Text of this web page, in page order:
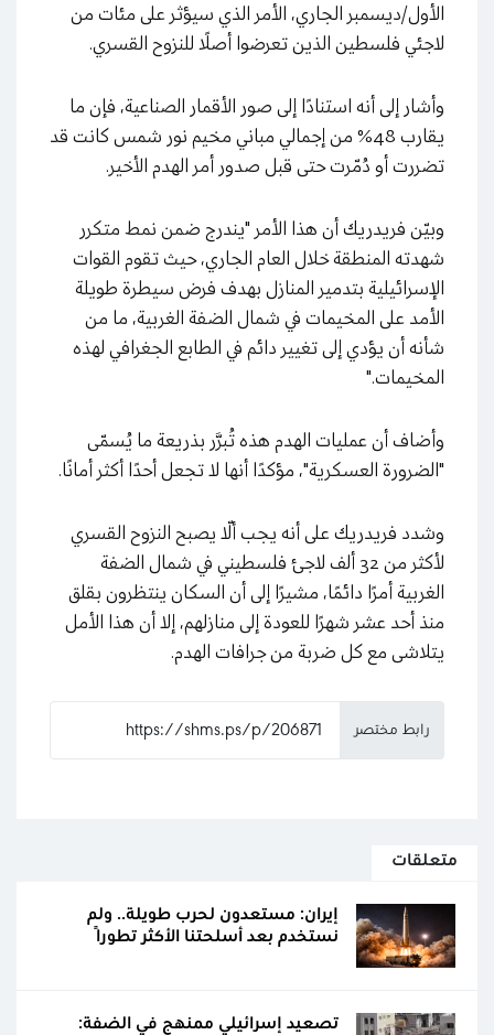
الأول/ديسمبر الجاري، الأمر الذي سيؤثر على مئات من
لاجئي فلسطين الذين تعرضوا أصلًا للنزوح القسري.
وأشار إلى أنه استنادًا إلى صور الأقمار الصناعية، فإن ما
يقارب 48% من إجمالي مباني مخيم نور شمس كانت قد
تضررت أو دُمّرت حتى قبل صدور أمر الهدم الأخير.
وبيّن فريدريك أن هذا الأمر "يندرج ضمن نمط متكرر
شهدته المنطقة خلال العام الجاري، حيث تقوم القوات
الإسرائيلية بتدمير المنازل بهدف فرض سيطرة طويلة
الأمد على المخيمات في شمال الضفة الغربية، ما من
شأنه أن يؤدي إلى تغيير دائم في الطابع الجغرافي لهذه
المخيمات."
وأضاف أن عمليات الهدم هذه تُبرَّر بذريعة ما يُسمّى
"الضرورة العسكرية"، مؤكدًا أنها لا تجعل أحدًا أكثر أمانًا.
وشدد فريدريك على أنه يجب ألّا يصبح النزوح القسري
لأكثر من 32 ألف لاجئ فلسطيني في شمال الضفة
الغربية أمرًا دائمًا، مشيرًا إلى أن السكان ينتظرون بقلق
منذ أحد عشر شهرًا للعودة إلى منازلهم، إلا أن هذا الأمل
يتلاشى مع كل ضربة من جرافات الهدم.
رابط مختصر
متعلقات
إيران: مستعدون لحرب طويلة.. ولم
نستخدم بعد أسلحتنا الأكثر تطورًا
تصعيد إسرائيلي ممنهج في الضفة: